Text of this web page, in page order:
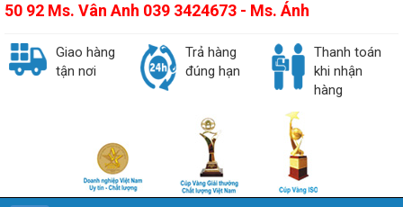
50 92 Ms. Vân Anh 039 3424673 - Ms. Ánh
Giao hàng
tận nơi
Trả hàng
đúng hạn
Thanh toán
khi nhận
hàng